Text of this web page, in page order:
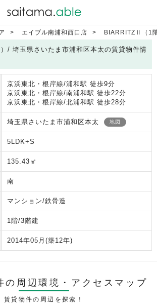
エイブル南浦和西口店 BIARRITZⅡ（1
/ 埼玉県さいたま市浦和区本太の賃貸物件情
京浜東北・根岸線/浦和駅 徒歩9分
京浜東北・根岸線/南浦和駅 徒歩22分
京浜東北・根岸線/北浦和駅 徒歩28分
埼玉県さいたま市浦和区本太 地図
5LDK+S
135.43㎡
南
マンション/鉄骨造
1階/3階建
2014年05月 (築12年)
の周辺環境・ アクセスマップ
賃貸物件の周辺を探索！